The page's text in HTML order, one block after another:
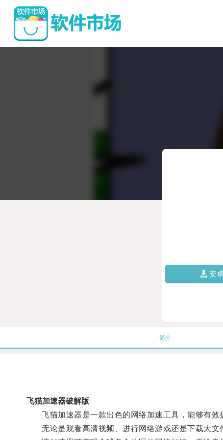
安
简介
飞猫加速器破解版
飞猫加速器是一款出色的网络加速工具，能够有效
无论是观看高清视频、进行网络游戏还是下载大文